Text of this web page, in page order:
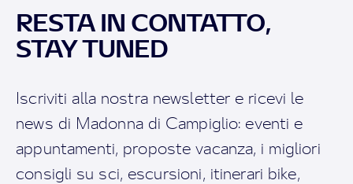
RESTA IN CONTATTO,
STAY TUNED
Iscriviti alla nostra newsletter e ricevi le
news di Madonna di Campiglio: eventi e
appuntamenti, proposte vacanza, i migliori
consigli su sci, escursioni, itinerari bike,